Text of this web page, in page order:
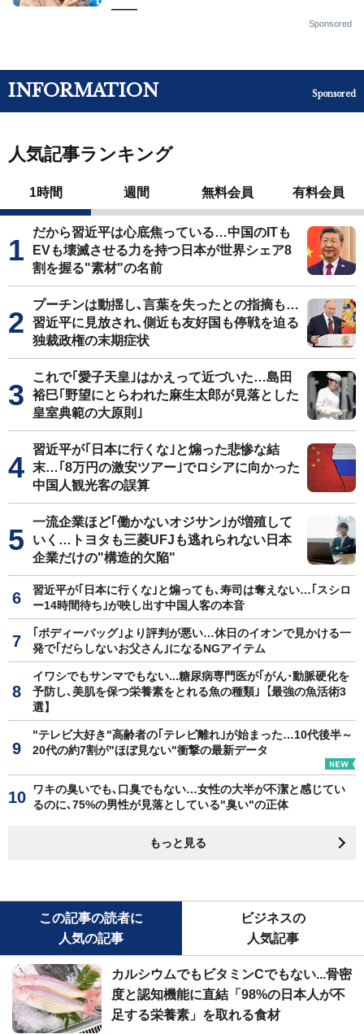
——
Sponsored
INFORMATION Sponsored
人気記事ランキング
1時間 週間 無料会員 有料会員
だから習近平は心底焦っている…中国のITも
EVも壊滅させる力を持つ日本が世界シェア8
割を握る"素材"の名前
プーチンは動揺し､言葉を失ったとの指摘も…
習近平に見放され､側近も友好国も停戦を迫る
独裁政権の末期症状
これで｢愛子天皇｣はかえって近づいた…島田
裕巳｢野望にとらわれた麻生太郎が見落とした
皇室典範の大原則｣
習近平が｢日本に行くな｣と煽った悲惨な結
末…｢8万円の激安ツアー｣でロシアに向かった
中国人観光客の誤算
一流企業ほど｢働かないオジサン｣が増殖して
いく…トヨタも三菱UFJも逃れられない日本
企業だけの"構造的欠陥"
習近平が｢日本に行くな｣と煽っても､寿司は奪えない…｢スシロ
ー14時間待ち｣が映し出す中国人客の本音
｢ボディーバッグ｣より評判が悪い…休日のイオンで見かける一
発で｢だらしないお父さん｣になるNGアイテム
イワシでもサンマでもない...糖尿病専門医が｢がん･動脈硬化を
予防し､美肌を保つ栄養素をとれる魚の種類｣【最強の魚活術3
選】
"テレビ大好き"高齢者の｢テレビ離れ｣が始まった…10代後半～
20代の約7割が"ほぼ見ない"衝撃の最新データ
ワキの臭いでも､口臭でもない…女性の大半が不潔と感じてい
るのに､75%の男性が見落としている"臭い"の正体
もっと見る
この記事の読者に
人気の記事
ビジネスの
人気記事
カルシウムでもビタミンCでもない...骨密
度と認知機能に直結「98%の日本人が不
足する栄養素」を取れる食材